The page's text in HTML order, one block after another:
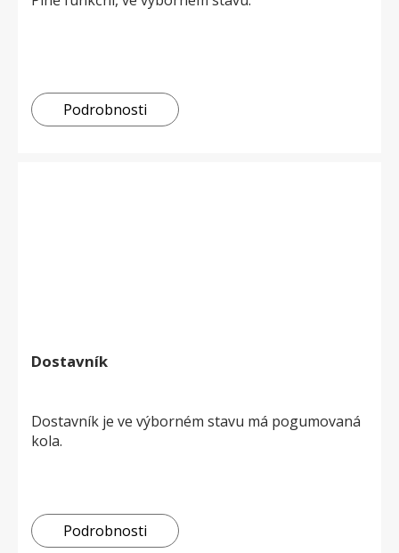
Podrobnosti
Dostavník
Dostavník je ve výborném stavu má pogumovaná
kola.
Podrobnosti